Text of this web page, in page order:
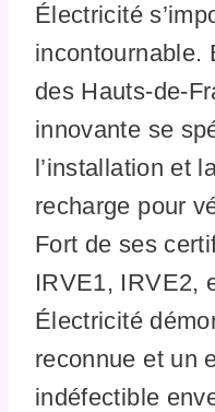
Électricité
incontournable.
des Hauts-de-
innovante se
l’installation et
recharge pour
Fort de ses
IRVE1, IRVE2,
Électricité
reconnue et un
indéfectible